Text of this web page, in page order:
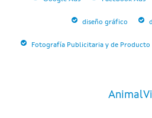
diseño gráfico
Fotografía Publicitaria y de Producto